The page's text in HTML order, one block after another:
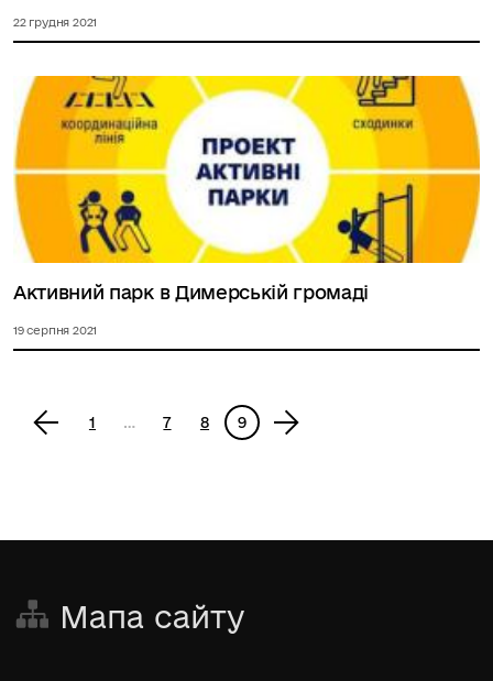
22 грудня 2021
Активний парк в Димерській громаді
19 серпня 2021
1 … 7 8 9
Мапа сайту